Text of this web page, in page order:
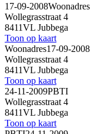
17-09-2008Woonadres
Wollegrasstraat 4
8411VL Jubbega
Toon op kaart
Woonadres17-09-2008
Wollegrasstraat 4
8411VL Jubbega
Toon op kaart
24-11-2009PBTI
Wollegrasstraat 4
8411VL Jubbega
Toon op kaart